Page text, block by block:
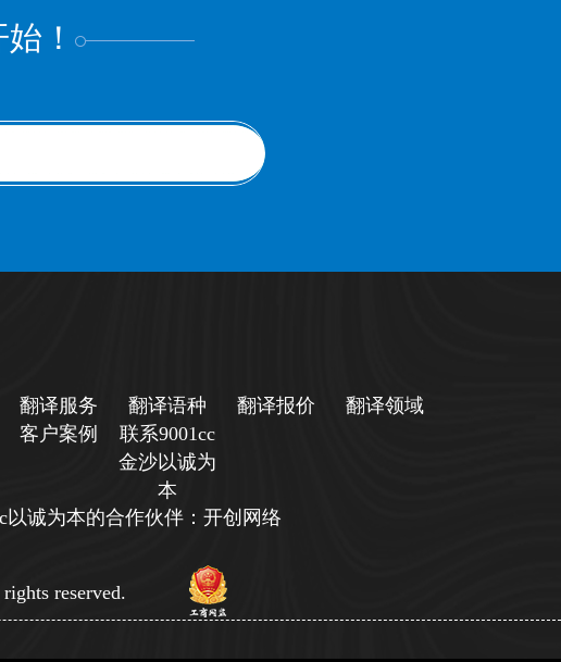
！
翻译服务 翻译语种 翻译报价
翻译领域
客户案例
联系9001cc
金沙以诚为
本
以诚为本的合作伙伴：开创网络
reserved.